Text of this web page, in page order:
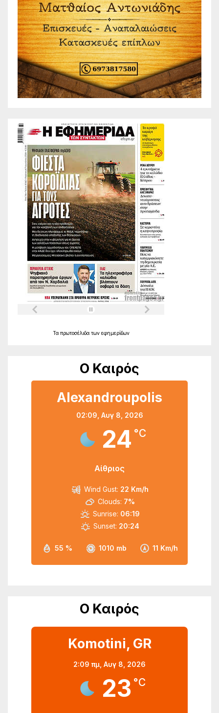
Τα πρωτοσέλιδα των εφημερίδων
Ο Καιρός
Alexandroupolis
02:09, Αυγ 8, 2026
24 °C
Αίθριος
55 % 1010 mb 11 Km/h
Wind Gust: 22 Km/h
Clouds: 7%
Sunrise: 06:19
Sunset: 20:24
Ο Καιρός
Komotini, GR
2:09 πμ, Αυγ 8, 2026
23 °C